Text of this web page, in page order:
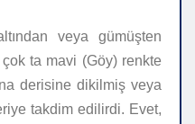
veya gümüşten
ta mavi (Göy) renkte
derisine dikilmiş veya
takdim edilirdi. Evet,